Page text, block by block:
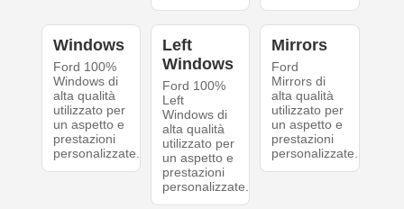
Windows
Ford 100%
Windows di
alta qualità
utilizzato per
un aspetto e
prestazioni
personalizzate.
Left
Windows
Ford 100%
Left
Windows di
alta qualità
utilizzato per
un aspetto e
prestazioni
personalizzate.
Mirrors
Ford
Mirrors di
alta qualità
utilizzato per
un aspetto e
prestazioni
personalizzate.